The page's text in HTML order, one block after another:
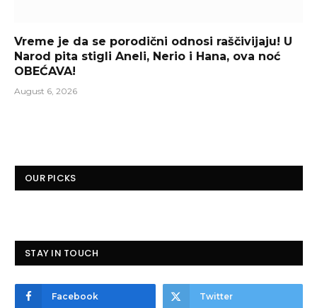
Vreme je da se porodični odnosi raščivijaju! U
Narod pita stigli Aneli, Nerio i Hana, ova noć
OBEĆAVA!
August 6, 2026
OUR PICKS
STAY IN TOUCH
Facebook Twitter